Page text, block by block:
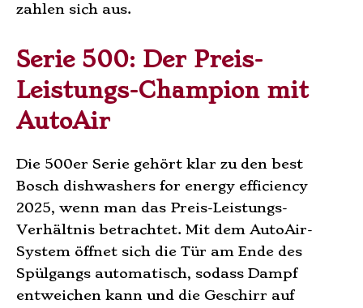
zahlen sich aus.
Serie 500: Der Preis-
Leistungs-Champion mit
AutoAir
Die 500er Serie gehört klar zu den best
Bosch dishwashers for energy efficiency
2025, wenn man das Preis-Leistungs-
Verhältnis betrachtet. Mit dem AutoAir-
System öffnet sich die Tür am Ende des
Spülgangs automatisch, sodass Dampf
entweichen kann und die Geschirr auf